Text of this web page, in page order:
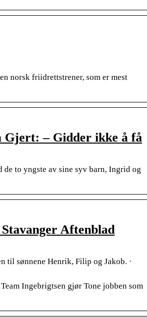
norsk friidrettstrener, som er mest
Gjert: – Gidder ikke å få
to yngste av sine syv barn, Ingrid og
Aftenblad
til sønnene Henrik, Filip og Jakob. ·
Ingebrigtsen gjør Tone jobben som